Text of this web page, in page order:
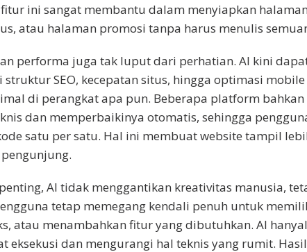
ini sangat membantu dalam menyiapkan
atau halaman promosi tanpa harus menulis
performa juga tak luput dari perhatian. AI kini
struktur SEO, kecepatan situs, hingga optimasi
di perangkat apa pun. Beberapa platform
dan memperbaikinya otomatis, sehingga
satu per satu. Hal ini membuat website tampil
AI tidak menggantikan kreativitas manusia,
tetap memegang kendali penuh untuk
atau menambahkan fitur yang dibutuhkan. AI
eksekusi dan mengurangi hal teknis yang rumit.